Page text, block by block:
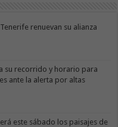
renuevan su alianza
su recorrido y horario para
ante la alerta por altas
este sábado los paisajes de